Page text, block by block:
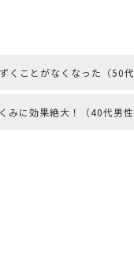
くことがなくなった（50代
みに効果絶大！（40代男